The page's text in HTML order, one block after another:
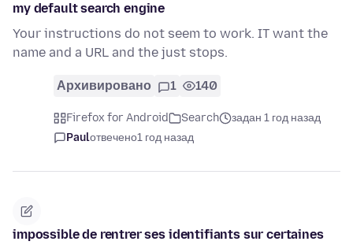
my default search engine
Your instructions do not seem to work. IT want the
name and a URL and the just stops.
Архивировано 1 140
Firefox for Android Search
задан 1 год назад
Paulотвечено1 год назад
impossible de rentrer ses identifiants sur certaines